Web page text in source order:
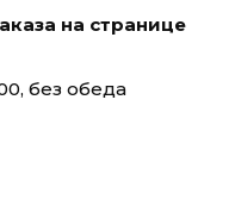
на странице
без обеда